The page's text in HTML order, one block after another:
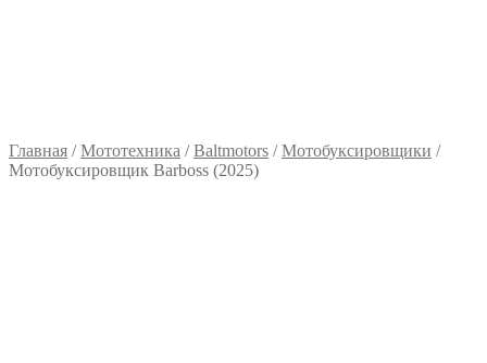
Главная /Мототехника /Baltmotors /Мотобуксировщики /
Мотобуксировщик Barboss (2025)